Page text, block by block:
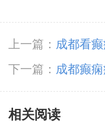
上一篇： 成都看
你了解多少?
下一篇： 成都癫
搐可以治好吗
相关阅读